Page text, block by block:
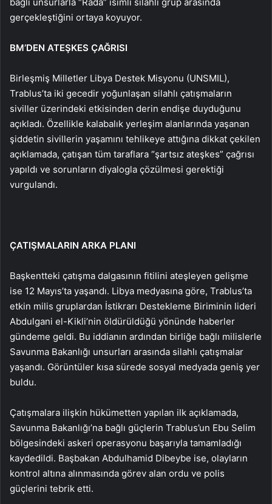
gerçekleştiğini ortaya koyuyor.
BM’DEN ATEŞKES ÇAĞRISI
Birleşmiş Milletler Libya Destek Misyonu (UNSMIL),
Trablus’ta iki gecedir yoğunlaşan silahlı çatışmaların
siviller üzerindeki etkisinden derin endişe duyduğunu
açıkladı. Özellikle kalabalık yerleşim alanlarında yaşanan
şiddetin sivillerin yaşamını tehlikeye attığına dikkat çekilen
açıklamada, çatışan tüm taraflara “şartsız ateşkes” çağrısı
yapıldı ve sorunların diyalogla çözülmesi gerektiği
vurgulandı.
ÇATIŞMALARIN ARKA PLANI
Başkentteki çatışma dalgasının fitilini ateşleyen gelişme
ise 12 Mayıs’ta yaşandı. Libya medyasına göre, Trablus’ta
etkin milis gruplardan İstikrarı Destekleme Biriminin lideri
Abdulgani el-Kikli’nin öldürüldüğü yönünde haberler
gündeme geldi. Bu iddianın ardından birliğe bağlı milislerle
Savunma Bakanlığı unsurları arasında silahlı çatışmalar
yaşandı. Görüntüler kısa sürede sosyal medyada geniş yer
buldu.
Çatışmalara ilişkin hükümetten yapılan ilk açıklamada,
Savunma Bakanlığı’na bağlı güçlerin Trablus’un Ebu Selim
bölgesindeki askeri operasyonu başarıyla tamamladığı
kaydedildi. Başbakan Abdulhamid Dibeybe ise, olayların
kontrol altına alınmasında görev alan ordu ve polis
güçlerini tebrik etti.